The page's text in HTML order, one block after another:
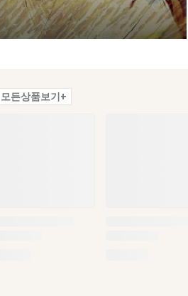
모든상품보기+